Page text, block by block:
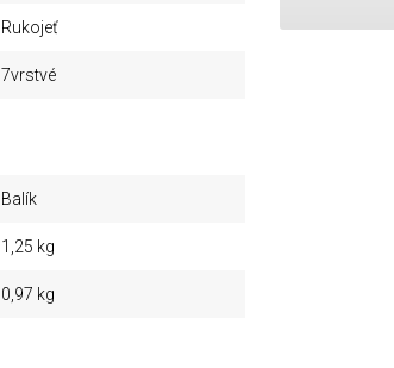
Rukojeť
7vrstvé
Balík
1,25 kg
0,97 kg